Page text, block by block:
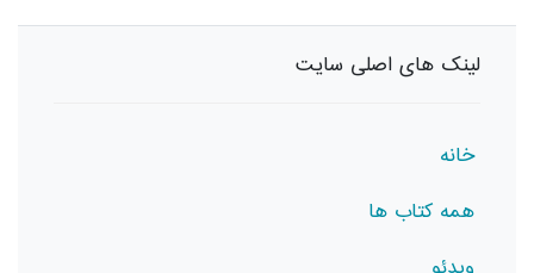
لینک های اصلی سایت
خانه
همه کتاب ها